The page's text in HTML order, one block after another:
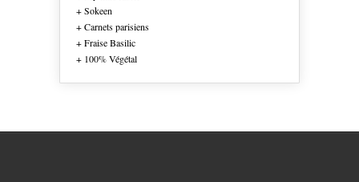
+ Sokeen
+ Carnets parisiens
+ Fraise Basilic
+ 100% Végétal